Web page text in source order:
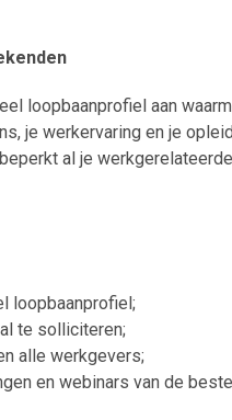
loopbaanprofiel aan
je werkervaring en je
al je
loopbaanprofiel;
te solliciteren;
alle werkgevers;
en webinars van de